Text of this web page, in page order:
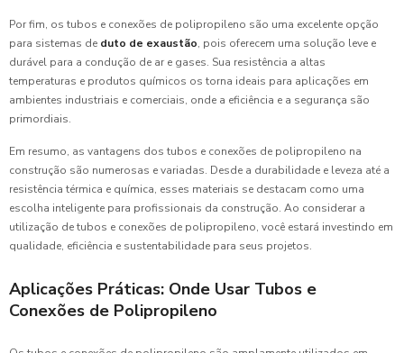
Por fim, os tubos e conexões de polipropileno são uma excelente opção
para sistemas de duto de exaustão, pois oferecem uma solução leve e
durável para a condução de ar e gases. Sua resistência a altas
temperaturas e produtos químicos os torna ideais para aplicações em
ambientes industriais e comerciais, onde a eficiência e a segurança são
primordiais.
Em resumo, as vantagens dos tubos e conexões de polipropileno na
construção são numerosas e variadas. Desde a durabilidade e leveza até a
resistência térmica e química, esses materiais se destacam como uma
escolha inteligente para profissionais da construção. Ao considerar a
utilização de tubos e conexões de polipropileno, você estará investindo em
qualidade, eficiência e sustentabilidade para seus projetos.
Aplicações Práticas: Onde Usar Tubos e
Conexões de Polipropileno